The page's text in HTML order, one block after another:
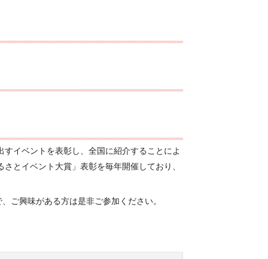
イベントを表彰し、全国に紹介することによ
とイベント大賞」表彰を毎年開催しており、
ご興味がある方は是非ご参加ください。